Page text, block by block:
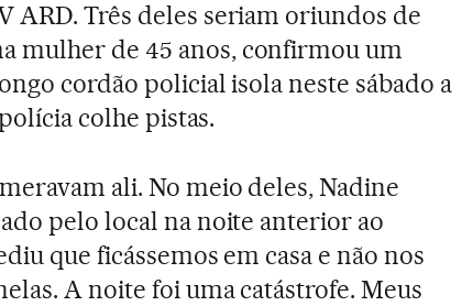
ARD. Três deles seriam oriundos de
mulher de 45 anos, confirmou um
cordão policial isola neste sábado a
colhe pistas.
ali. No meio deles, Nadine
pelo local na noite anterior ao
que ficássemos em casa e não nos
A noite foi uma catástrofe. Meus